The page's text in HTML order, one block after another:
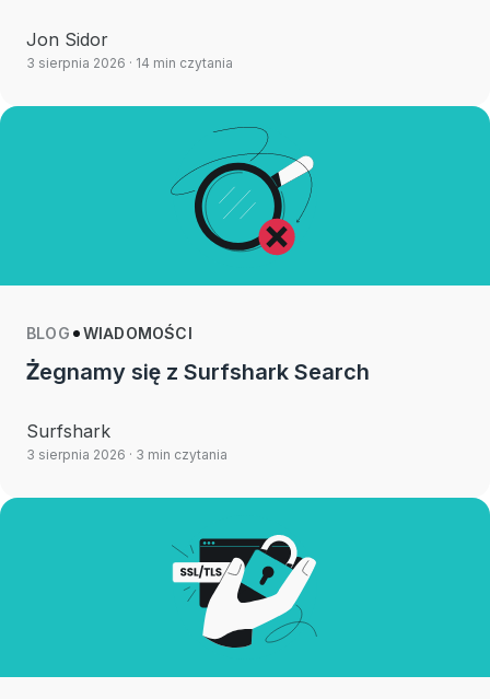
Jon Sidor
3 sierpnia 2026 · 14 min czytania
BLOG WIADOMOŚCI
Żegnamy się z Surfshark Search
Surfshark
3 sierpnia 2026 · 3 min czytania